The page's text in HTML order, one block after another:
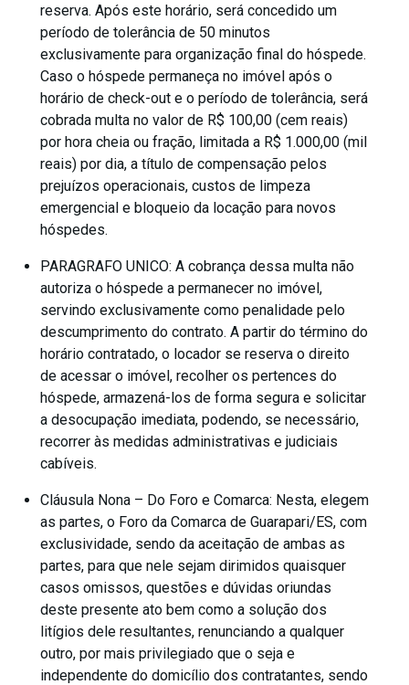
reserva. Após este horário, será concedido um
período de tolerância de 50 minutos
exclusivamente para organização final do hóspede.
Caso o hóspede permaneça no imóvel após o
horário de check-out e o período de tolerância, será
cobrada multa no valor de R$ 100,00 (cem reais)
por hora cheia ou fração, limitada a R$ 1.000,00 (mil
reais) por dia, a título de compensação pelos
prejuízos operacionais, custos de limpeza
emergencial e bloqueio da locação para novos
hóspedes.
PARAGRAFO UNICO: A cobrança dessa multa não
autoriza o hóspede a permanecer no imóvel,
servindo exclusivamente como penalidade pelo
descumprimento do contrato. A partir do término do
horário contratado, o locador se reserva o direito
de acessar o imóvel, recolher os pertences do
hóspede, armazená-los de forma segura e solicitar
a desocupação imediata, podendo, se necessário,
recorrer às medidas administrativas e judiciais
cabíveis.
Cláusula Nona – Do Foro e Comarca: Nesta, elegem
as partes, o Foro da Comarca de Guarapari/ES, com
exclusividade, sendo da aceitação de ambas as
partes, para que nele sejam dirimidos quaisquer
casos omissos, questões e dúvidas oriundas
deste presente ato bem como a solução dos
litígios dele resultantes, renunciando a qualquer
outro, por mais privilegiado que o seja e
independente do domicílio dos contratantes, sendo